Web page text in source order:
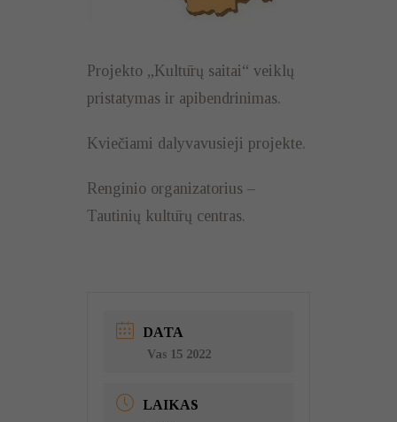
Projekto „Kultūrų saitai“ veiklų
pristatymas ir apibendrinimas.
Kviečiami dalyvavusieji projekte.
Renginio organizatorius –
Tautinių kultūrų centras.
DATA
Vas 15 2022
LAIKAS